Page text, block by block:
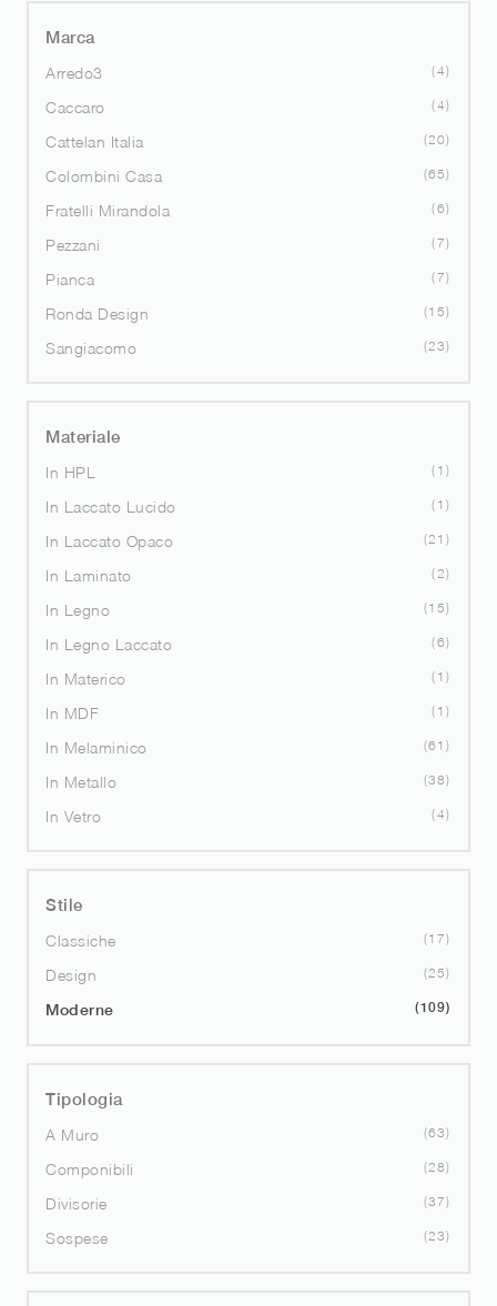
Marca
Arredo3
4
Caccaro 4
Cattelan Italia 20
Colombini Casa 65
Fratelli Mirandola 6
Pezzani 7
Pianca 7
Ronda Design 15
Sangiacomo 23
Materiale
In HPL
1
In Laccato Lucido 1
In Laccato Opaco 21
In Laminato 2
In Legno 15
In Legno Laccato 6
In Materico 1
In MDF 1
In Melaminico 61
In Metallo 38
In Vetro 4
Stile
Classiche
17
Design 25
Moderne 109
Tipologia
A Muro
63
Componibili 28
Divisorie 37
Sospese 23